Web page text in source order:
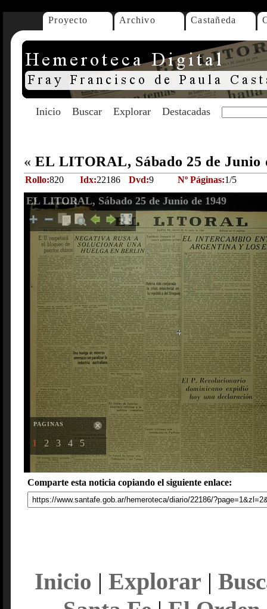
Proyecto Archivo Castañeda
Inicio Buscar Explorar Destacadas
« EL LITORAL, Sábado 25 de Junio
Rollo:820 Idx:22186 Dvd:9 Nº Páginas:1/5
EL LITORAL, Sábado 25 de Junio de 1949
PAGINAS
1 2 3 4 5
Comparte esta noticia copiando el siguiente enlace:
Inicio | Explorar |